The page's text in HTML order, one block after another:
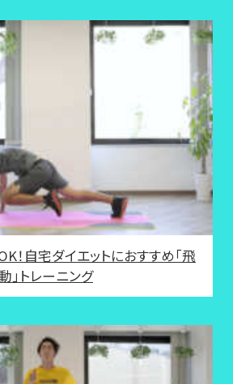
！自宅ダイエットにおすすめ「飛
トレーニング